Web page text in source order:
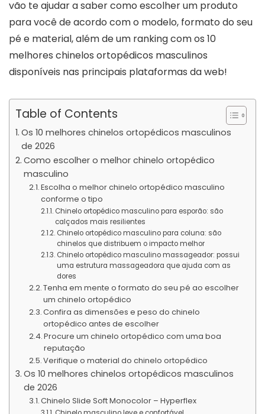
vão te ajudar a saber como escolher um produto
para você de acordo com o modelo, formato do seu
pé e material, além de um ranking com os 10
melhores chinelos ortopédicos masculinos
disponíveis nas principais plataformas da web!
Table of Contents
Os 10 melhores chinelos ortopédicos masculinos
de 2026
Como escolher o melhor chinelo ortopédico
masculino
Escolha o melhor chinelo ortopédico masculino
conforme o tipo
Chinelo ortopédico masculino para esporão: são
calçados mais resilientes
Chinelo ortopédico masculino para coluna: são
chinelos que distribuem o impacto melhor
Chinelo ortopédico masculino massageador: possui
uma estrutura massageadora que ajuda com as
dores
Tenha em mente o formato do seu pé ao escolher
um chinelo ortopédico
Confira as dimensões e peso do chinelo
ortopédico antes de escolher
Procure um chinelo ortopédico com uma boa
reputação
Verifique o material do chinelo ortopédico
Os 10 melhores chinelos ortopédicos masculinos
de 2026
Chinelo Slide Soft Monocolor – Hyperflex